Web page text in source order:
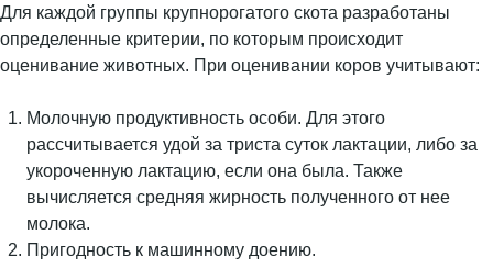
Для каждой группы крупнорогатого скота разработаны
определенные критерии, по которым происходит
оценивание животных. При оценивании коров учитывают:
Молочную продуктивность особи. Для этого
рассчитывается удой за триста суток лактации, либо за
укороченную лактацию, если она была. Также
вычисляется средняя жирность полученного от нее
молока.
Пригодность к машинному доению.